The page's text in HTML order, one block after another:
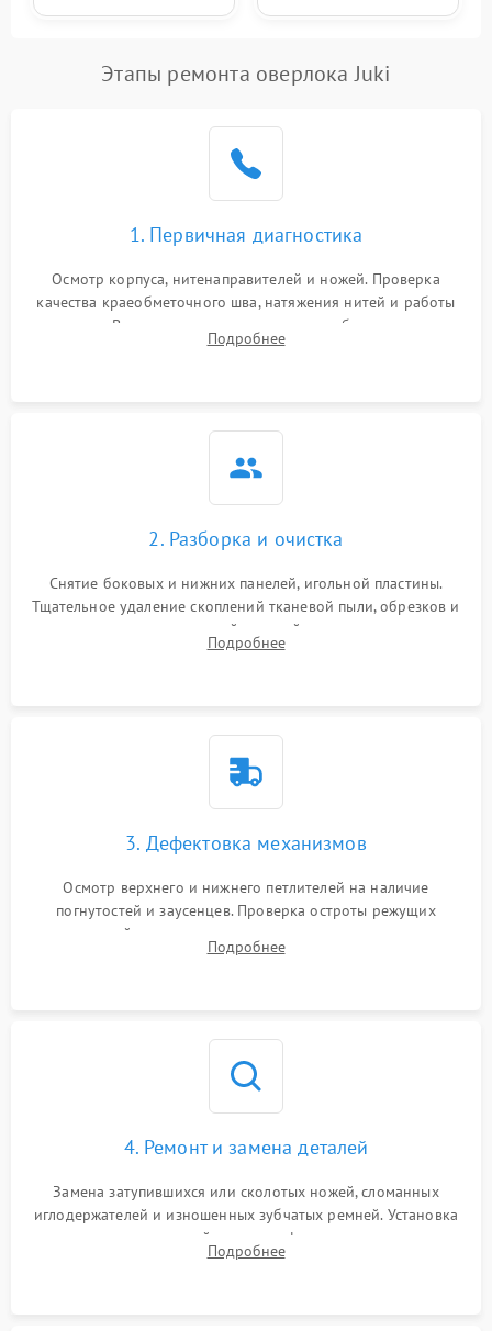
Этапы ремонта оверлока Juki
1. Первичная диагностика
Осмотр корпуса, нитенаправителей и ножей. Проверка
качества краеобметочного шва, натяжения нитей и работы
педали. Выявление пропусков стежков, обрывов нити,
заклинивания или тупого среза ткани на тестовом образце.
Подробнее
2. Разборка и очистка
Снятие боковых и нижних панелей, игольной пластины.
Тщательное удаление скоплений тканевой пыли, обрезков и
очесов из зоны петлителей и ножей с помощью жестких
кистей, пинцета и потока сжатого воздуха.
Подробнее
3. Дефектовка механизмов
Осмотр верхнего и нижнего петлителей на наличие
погнутостей и заусенцев. Проверка остроты режущих
кромок ножей, состояния приводного ремня, электромотора
и механизма дифференциальной подачи ткани.
Подробнее
4. Ремонт и замена деталей
Замена затупившихся или сколотых ножей, сломанных
иглодержателей и изношенных зубчатых ремней. Установка
новых петлителей взамен деформированных.
Восстановление контактов в педали и цепях
Подробнее